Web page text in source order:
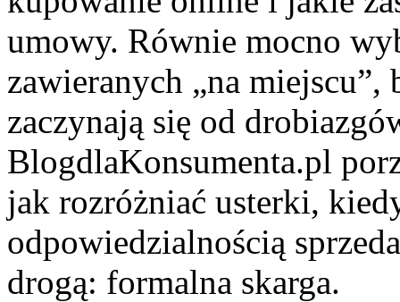
umowy. Równie mocno
zawieranych „na
zaczynają się od
BlogdlaKonsumenta.pl
jak rozróżniać usterki,
odpowiedzialnością
drogą: formalna skarga.